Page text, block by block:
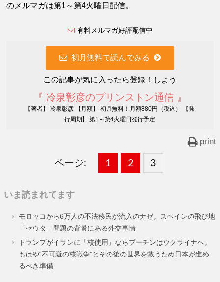
のメルマガは第1～第4火曜日配信。
有料メルマガ好評配信中
初月無料で読んでみる
この記事が気に入ったら登録！しよう
『 冷泉彰彦のプリンストン通信 』
【著者】 冷泉彰彦 【月額】 初月無料！月額880円（税込） 【発
行周期】 第1～第4火曜日発行予定
print
ページ:
固
ー
ジ
1 ,
固
ー
ジ
2 ,
固
ー
ジ
3
いま読まれてます
モロッコから6万人の不法移民が流入のナゼ。スペインの飛び地
「セウタ」問題の背景にある外交事情
トランプがイランに「核使用」ならプーチンはウクライナへ。
もはや“不可避の核戦争”とその後の世界を救うため日本が進め
るべき準備